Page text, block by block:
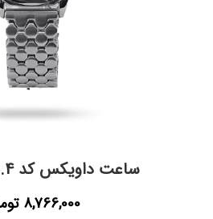
ساعت داویکس کد DVL24035.4
8,766,000